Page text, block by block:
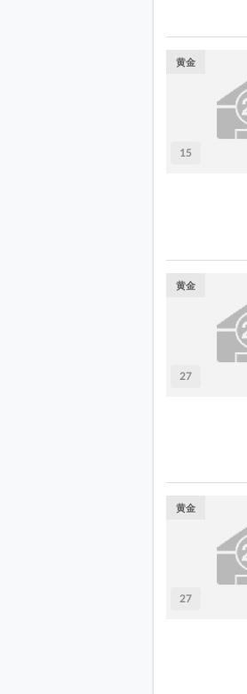
15
黄金
27
黄金
27
黄金